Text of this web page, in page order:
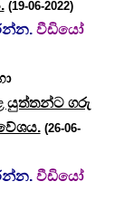
(19-06-2022)
වීඩියෝ
යුත්තන්ට ගරු
(26-06-
වීඩියෝ